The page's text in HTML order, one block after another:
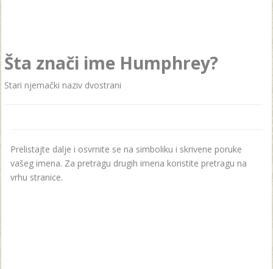
Šta znači ime Humphrey?
Stari njemački naziv dvostrani
Prelistajte dalje i osvrnite se na simboliku i skrivene poruke
vašeg imena. Za pretragu drugih imena koristite pretragu na
vrhu stranice.